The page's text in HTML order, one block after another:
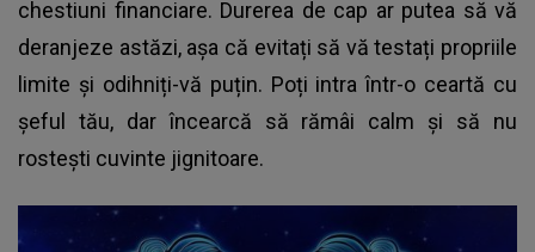
chestiuni financiare. Durerea de cap ar putea să vă
deranjeze astăzi, așa că evitați să vă testați propriile
limite și odihniți-vă puțin. Poți intra într-o ceartă cu
șeful tău, dar încearcă să rămâi calm și să nu
rostești cuvinte jignitoare.